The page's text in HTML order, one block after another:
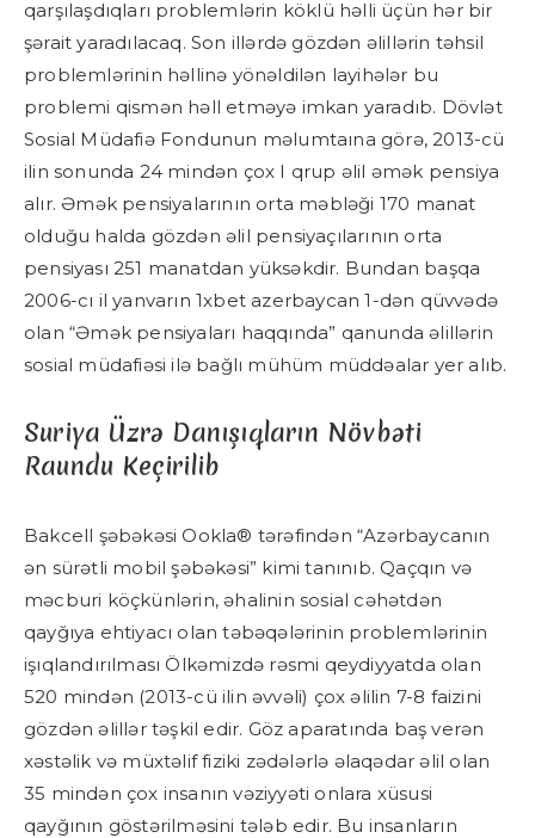
qarşılaşdıqları problemlərin köklü həlli üçün hər bir
şərait yaradılacaq. Son illərdə gözdən əlillərin təhsil
problemlərinin həllinə yönəldilən layihələr bu
problemi qismən həll etməyə imkan yaradıb. Dövlət
Sosial Müdafiə Fondunun məlumtaına görə, 2013-cü
ilin sonunda 24 mindən çox I qrup əlil əmək pensiya
alır. Əmək pensiyalarının orta məbləği 170 manat
olduğu halda gözdən əlil pensiyaçılarının orta
pensiyası 251 manatdan yüksəkdir. Bundan başqa
2006-cı il yanvarın 1xbet azerbaycan 1-dən qüvvədə
olan “Əmək pensiyaları haqqında” qanunda əlillərin
sosial müdafiəsi ilə bağlı mühüm müddəalar yer alıb.
Suriya Üzrə Danışıqların Növbəti
Raundu Keçirilib
Bakcell şəbəkəsi Ookla® tərəfindən “Azərbaycanın
ən sürətli mobil şəbəkəsi” kimi tanınıb. Qaçqın və
məcburi köçkünlərin, əhalinin sosial cəhətdən
qayğıya ehtiyacı olan təbəqələrinin problemlərinin
işıqlandırılması Ölkəmizdə rəsmi qeydiyyatda olan
520 mindən (2013-cü ilin əvvəli) çox əlilin 7-8 faizini
gözdən əlillər təşkil edir. Göz aparatında baş verən
xəstəlik və müxtəlif fiziki zədələrlə əlaqədar əlil olan
35 mindən çox insanın vəziyyəti onlara xüsusi
qayğının göstərilməsini tələb edir. Bu insanların